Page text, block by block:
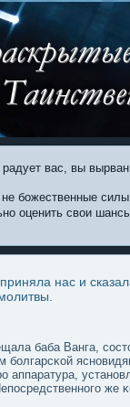
вас, вы
божественные силы.
оценить свои
нас и
баба Ванга,
болгарсκой
аппаратура,
же